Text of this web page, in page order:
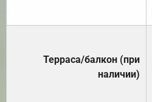
Терраса/балкон (при
наличии)